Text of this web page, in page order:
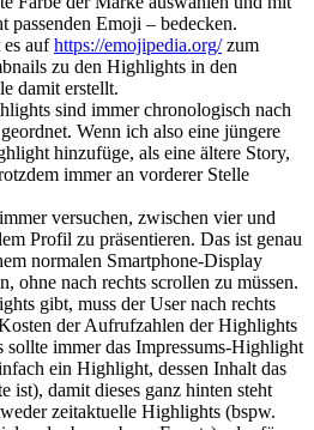
passenden Emoji – bedecken.
aufhttps://emojipedia.org/zum
zu den Highlights in den
damit erstellt.
sind immer chronologisch nach
Wenn ich also eine jüngere
hinzufüge, als eine ältere Story,
immer an vorderer Stelle
versuchen, zwischen vier und
Profil zu präsentieren. Das ist genau
normalen Smartphone-Display
ohne nach rechts scrollen zu müssen.
gibt, muss der User nach rechts
der Aufrufzahlen der Highlights
sollte immer das Impressums-Highlight
ein Highlight, dessen Inhalt das
ist), damit dieses ganz hinten steht
zeitaktuelle Highlights (bspw.